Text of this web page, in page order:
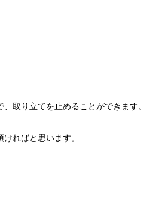
取り立てを止めることができます。
ればと思います。